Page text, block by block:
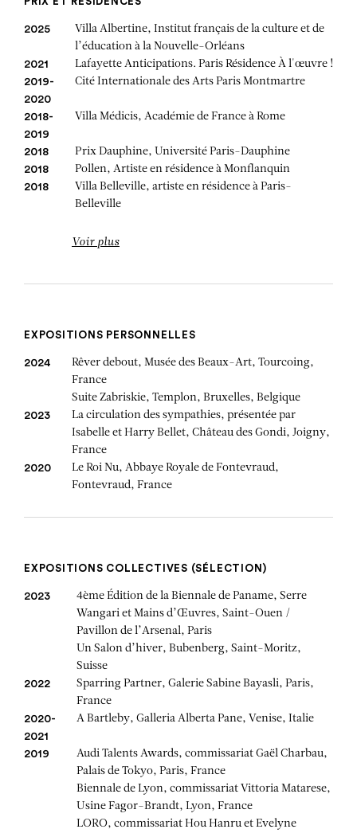
2025
Villa Albertine, Institut français de la culture et de
l’éducation à la Nouvelle-Orléans
2021 Lafayette Anticipations. Paris Résidence À l'œuvre !
2019-
2020
Cité Internationale des Arts Paris Montmartre
2018-
2019
Villa Médicis, Académie de France à Rome
2018 Prix Dauphine, Université Paris-Dauphine
2018 Pollen, Artiste en résidence à Monflanquin
2018
Villa Belleville, artiste en résidence à Paris-
Belleville
Voir plus
EXPOSITIONS PERSONNELLES
2024
Rêver debout, Musée des Beaux-Art, Tourcoing,
France
Suite Zabriskie, Templon, Bruxelles, Belgique
2023
La circulation des sympathies, présentée par
Isabelle et Harry Bellet, Château des Gondi, Joigny,
France
2020
Le Roi Nu, Abbaye Royale de Fontevraud,
Fontevraud, France
EXPOSITIONS COLLECTIVES (SÉLECTION)
2023
4ème Édition de la Biennale de Paname, Serre
Wangari et Mains d’Œuvres, Saint-Ouen /
Pavillon de l’Arsenal, Paris
Un Salon d’hiver, Bubenberg, Saint-Moritz,
Suisse
2022
Sparring Partner, Galerie Sabine Bayasli, Paris,
France
2020-
2021
A Bartleby, Galleria Alberta Pane, Venise, Italie
2019
Audi Talents Awards, commissariat Gaël Charbau,
Palais de Tokyo, Paris, France
Biennale de Lyon, commissariat Vittoria Matarese,
Usine Fagor-Brandt, Lyon, France
LORO, commissariat Hou Hanru et Evelyne